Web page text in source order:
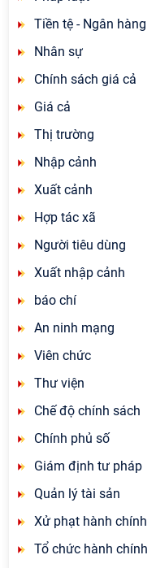
Tiền tệ - Ngân hàng
Nhân sự
Chính sách giá cả
Giá cả
Thị trường
Nhập cảnh
Xuất cảnh
Hợp tác xã
Người tiêu dùng
Xuất nhập cảnh
báo chí
An ninh mạng
Viên chức
Thư viện
Chế độ chính sách
Chính phủ số
Giám định tư pháp
Quản lý tài sản
Xử phạt hành chính
Tổ chức hành chính